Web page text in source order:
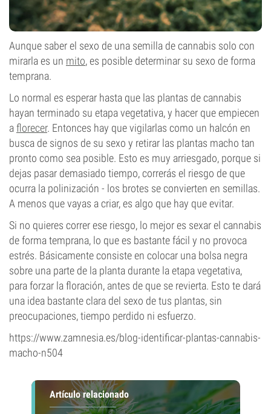
Aunque saber el sexo de una semilla de cannabis solo con
mirarla es un mito, es posible determinar su sexo de forma
temprana.
Lo normal es esperar hasta que las plantas de cannabis
hayan terminado su etapa vegetativa, y hacer que empiecen
aflorecer. Entonces hay que vigilarlas como un halcón en
busca de signos de su sexo y retirar las plantas macho tan
pronto como sea posible. Esto es muy arriesgado, porque si
dejas pasar demasiado tiempo, correrás el riesgo de que
ocurra la polinización - los brotes se convierten en semillas.
A menos que vayas a criar, es algo que hay que evitar.
Si no quieres correr ese riesgo, lo mejor es sexar el cannabis
de forma temprana, lo que es bastante fácil y no provoca
estrés. Básicamente consiste en colocar una bolsa negra
sobre una parte de la planta durante la etapa vegetativa,
para forzar la floración, antes de que se revierta. Esto te dará
una idea bastante clara del sexo de tus plantas, sin
preocupaciones, tiempo perdido ni esfuerzo.
https://www.zamnesia.es/blog-identificar-plantas-cannabis-
macho-n504
Artículo relacionado